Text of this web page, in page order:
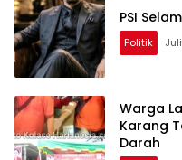
PSI
Politik
Warga
Karang
Darah